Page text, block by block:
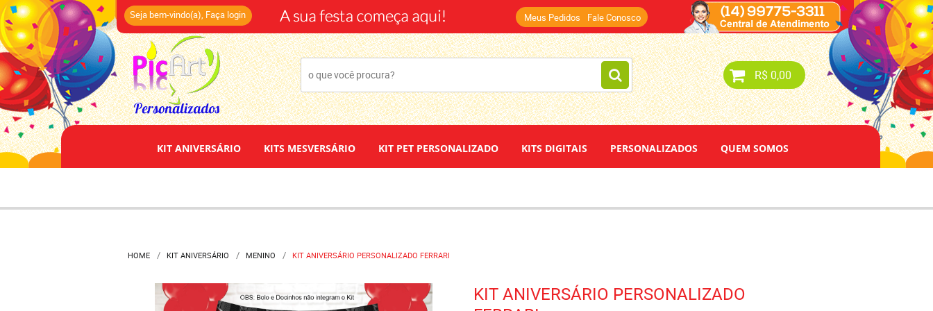
(14)
Seja bem-vindo(a), Faça login Meus Pedidos Fale Conosco
R$ 0,00
KIT ANIVERSÁRIO KITS MESVERSÁRIO KIT PET PERSONALIZADO KITS DIGITAIS PERSONALIZADOS QUEM SOMOS
HOME KIT ANIVERSÁRIO MENINO KIT ANIVERSÁRIO PERSONALIZADO FERRARI
KIT ANIVERSÁRIO PERSONALIZADO